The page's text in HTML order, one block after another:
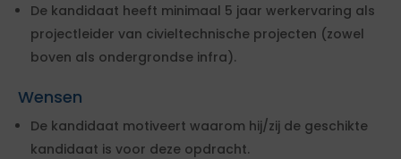
De kandidaat heeft minimaal 5 jaar werkervaring als
projectleider van civieltechnische projecten (zowel
boven als ondergrondse infra).
Wensen
De kandidaat motiveert waarom hij/zij de geschikte
kandidaat is voor deze opdracht.